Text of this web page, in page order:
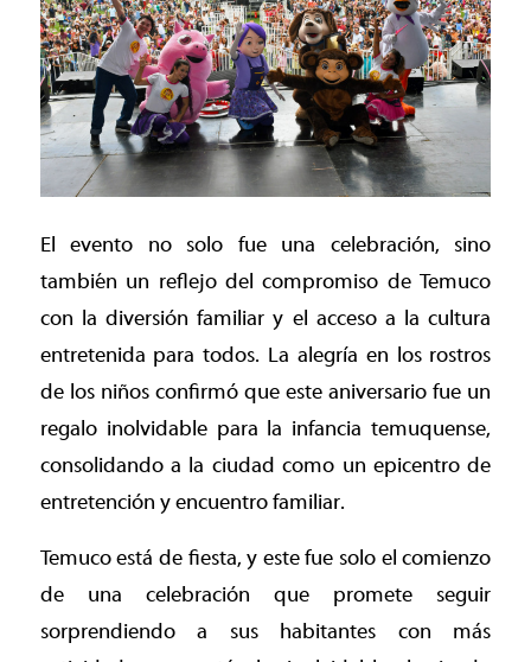
El evento no solo fue una celebración, sino
también un reflejo del compromiso de Temuco
con la diversión familiar y el acceso a la cultura
entretenida para todos. La alegría en los rostros
de los niños confirmó que este aniversario fue un
regalo inolvidable para la infancia temuquense,
consolidando a la ciudad como un epicentro de
entretención y encuentro familiar.
Temuco está de fiesta, y este fue solo el comienzo
de una celebración que promete seguir
sorprendiendo a sus habitantes con más